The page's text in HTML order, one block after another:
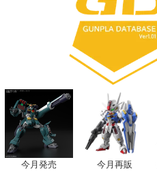
今月発売 今月再販
ワ
ー
検
索